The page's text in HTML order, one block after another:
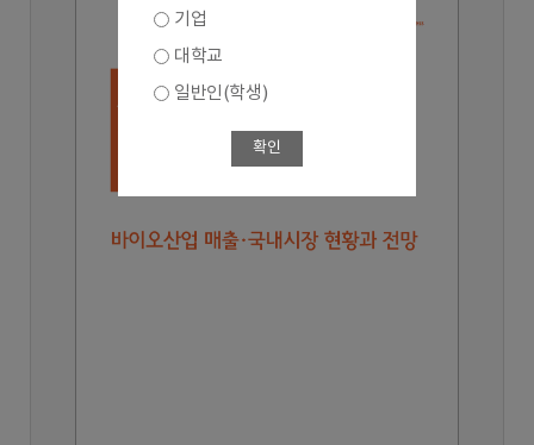
기업
대학교
일반인(학생)
확인